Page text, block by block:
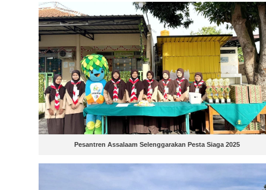
Pesantren Assalaam Selenggarakan Pesta Siaga 2025